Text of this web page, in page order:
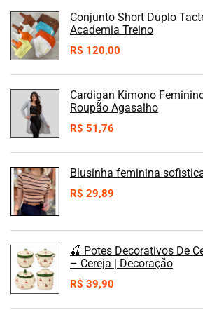
Conjunto Short Duplo
Academia Treino
R$ 120,00
Cardigan Kimono
Roupão Agasalho
R$ 51,76
Blusinha feminina
R$ 29,89
🍒 Potes Decorativos De
– Cereja | Decoração
R$ 39,90